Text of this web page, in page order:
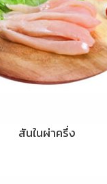
สันในผ่าครึ่ง